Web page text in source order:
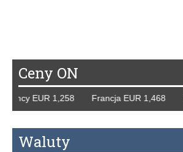
Ceny ON
EUR 1,258 Francja EUR 1,468
Waluty